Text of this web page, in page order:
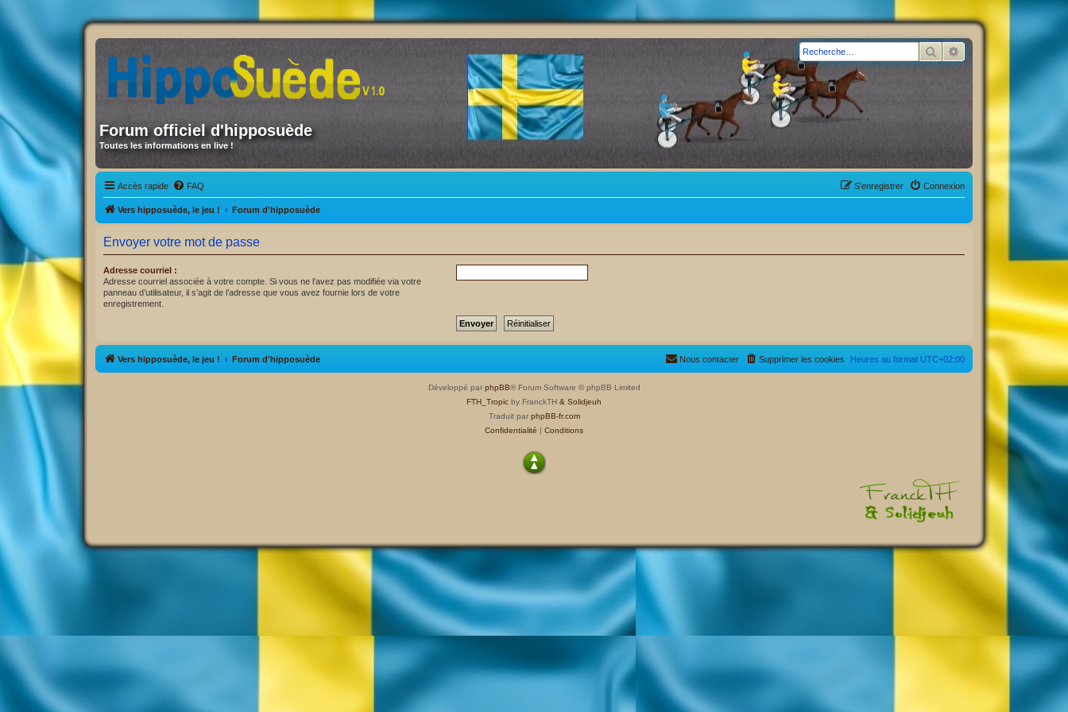
Forum officiel d'hipposuède
Toutes les informations en live !
Rechercher
Accès rapide FAQ Connexion
S’enregistrer
Vers hipposuède, le jeu ! Forum d'hipposuède
Envoyer votre mot de passe
Adresse courriel :
Adresse courriel associée à votre compte. Si vous ne l’avez pas modifiée via votre
panneau d’utilisateur, il s’agit de l’adresse que vous avez fournie lors de votre
enregistrement.
Vers hipposuède, le jeu ! Forum d'hipposuède Heures au format UTC+02:00
Supprimer les cookies
Nous contacter
Développé par phpBB® Forum Software © phpBB Limited
FTH_Tropic by FranckTH & Solidjeuh
Traduit par phpBB-fr.com
Confidentialité | Conditions